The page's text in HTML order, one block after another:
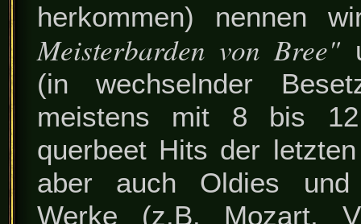
herkommen) nennen
Meisterbarden von Bree"
(in wechselnder
meistens mit 8 bis 12
querbeet Hits der
aber auch Oldies und
Werke (z.B. Mozart,